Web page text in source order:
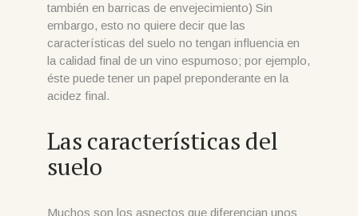
también en barricas de envejecimiento) Sin
embargo, esto no quiere decir que las
características del suelo no tengan influencia en
la calidad final de un vino espumoso; por ejemplo,
éste puede tener un papel preponderante en la
acidez final.
Las características del
suelo
Muchos son los aspectos que diferencian unos